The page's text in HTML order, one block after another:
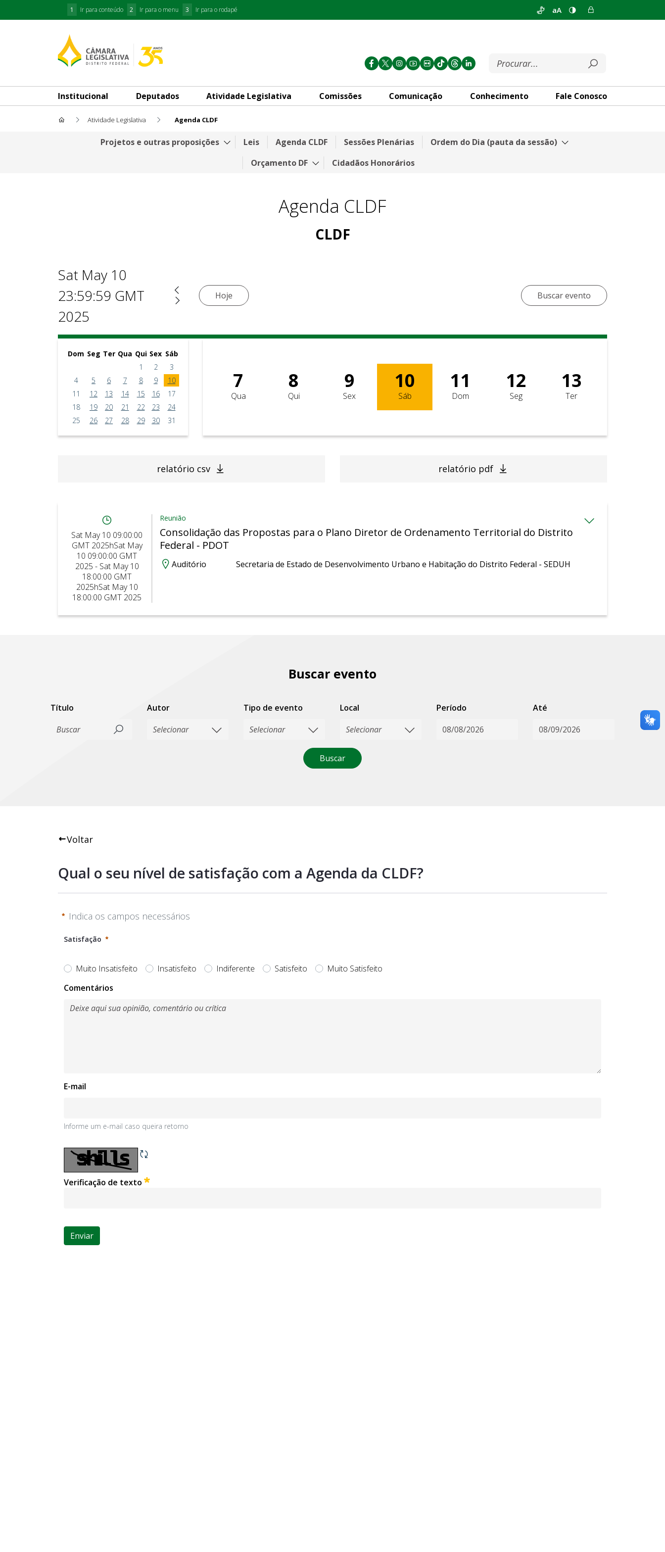
1 Ir para conteúdo 2 Ir para o menu 3 Ir para o rodapé aA
Institucional Deputados Atividade Legislativa Comissões Comunicação Conhecimento Fale Conosco
Atividade Legislativa Agenda CLDF
Projetos e outras proposições Leis Agenda CLDF Sessões Plenárias
Ordem do Dia (pauta da sessão)
Orçamento DF
Cidadãos Honorários
Agenda CLDF
CLDF
Sat May 10
23:59:59 GMT
2025
Hoje Buscar evento
Dom Seg Ter Qua Qui Sex Sáb
1
2
3
4
5 6 7 8 9
10
11
12 13 14 15 16
17
18
19 20 21 22 23
24
25
26 27 28 29 30 31
7
Qua
8
Qui
9
Sex
10
Sáb
11
Dom
12
Seg
13
Ter
relatório csv relatório pdf
Sat May 10 09:00:00
GMT 2025hSat May
10 09:00:00 GMT
2025 - Sat May 10
18:00:00 GMT
2025hSat May 10
18:00:00 GMT 2025
Reunião
Consolidação das Propostas para o Plano Diretor de Ordenamento Territorial do Distrito
Federal - PDOT
Auditório Secretaria de Estado de Desenvolvimento Urbano e Habitação do Distrito Federal - SEDUH
Buscar evento
Título Autor Tipo de evento Local Período Até
Buscar
Voltar
Qual o seu nível de satisfação com a Agenda da CLDF?
Indica os campos necessários
Satisfação
Muito Insatisfeito Insatisfeito Indiferente Satisfeito
Muito Satisfeito
Obrigatório
Comentários
E-mail
Informe um e-mail caso queira retorno
Verificação de texto Obrigatório
Enviar